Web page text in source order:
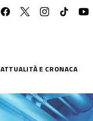
ATTUALITÀ E CRONACA